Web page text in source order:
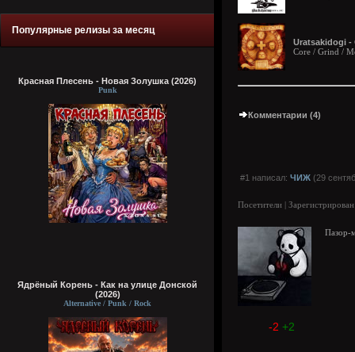
Популярные релизы за месяц
Красная Плесень - Новая Золушка (2026)
Punk
Ядрёный Корень - Как на улице Донской
(2026)
Alternative / Punk / Rock
Uratsakidogi -
Core / Grind /
Комментарии (4)
#1 написал: ЧИЖ (29
Посетители |
Пазор-
-2 +2